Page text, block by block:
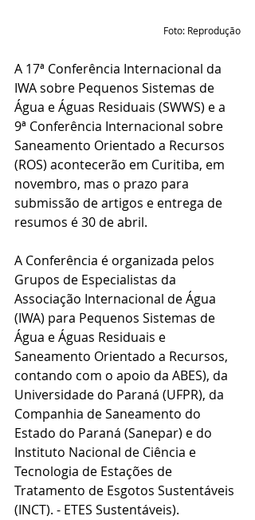
Foto: Reprodução
A 17ª Conferência Internacional da
IWA sobre Pequenos Sistemas de
Água e Águas Residuais (SWWS) e a
9ª Conferência Internacional sobre
Saneamento Orientado a Recursos
(ROS) acontecerão em Curitiba, em
novembro, mas o prazo para
submissão de artigos e entrega de
resumos é 30 de abril.
A Conferência é organizada pelos
Grupos de Especialistas da
Associação Internacional de Água
(IWA) para Pequenos Sistemas de
Água e Águas Residuais e
Saneamento Orientado a Recursos,
contando com o apoio da ABES), da
Universidade do Paraná (UFPR), da
Companhia de Saneamento do
Estado do Paraná (Sanepar) e do
Instituto Nacional de Ciência e
Tecnologia de Estações de
Tratamento de Esgotos Sustentáveis ​​
(INCT). - ETES Sustentáveis).